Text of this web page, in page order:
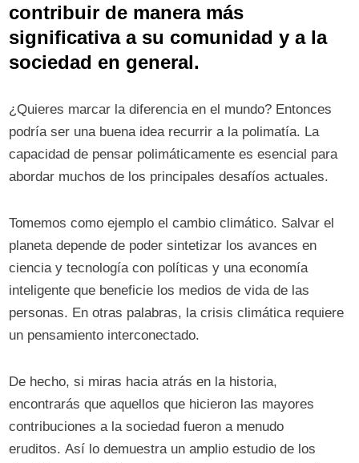
contribuir de manera más
significativa a su comunidad y a la
sociedad en general.
¿Quieres marcar la diferencia en el mundo? Entonces
podría ser una buena idea recurrir a la polimatía. La
capacidad de pensar polimáticamente es esencial para
abordar muchos de los principales desafíos actuales.
Tomemos como ejemplo el cambio climático. Salvar el
planeta depende de poder sintetizar los avances en
ciencia y tecnología con políticas y una economía
inteligente que beneficie los medios de vida de las
personas. En otras palabras, la crisis climática requiere
un pensamiento interconectado.
De hecho, si miras hacia atrás en la historia,
encontrarás que aquellos que hicieron las mayores
contribuciones a la sociedad fueron a menudo
eruditos. Así lo demuestra un amplio estudio de los